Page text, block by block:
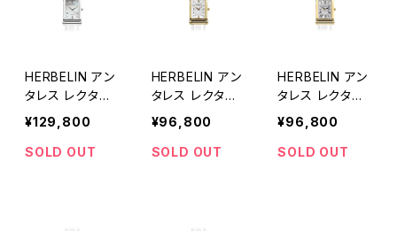
HERBELIN アン
タレス レクタン
ギュラー
¥129,800
SOLD OUT
HERBELIN アン
タレス レクタン
ギュラー
¥96,800
SOLD OUT
HERBELIN アン
タレス レクタン
ギュラー
¥96,800
SOLD OUT